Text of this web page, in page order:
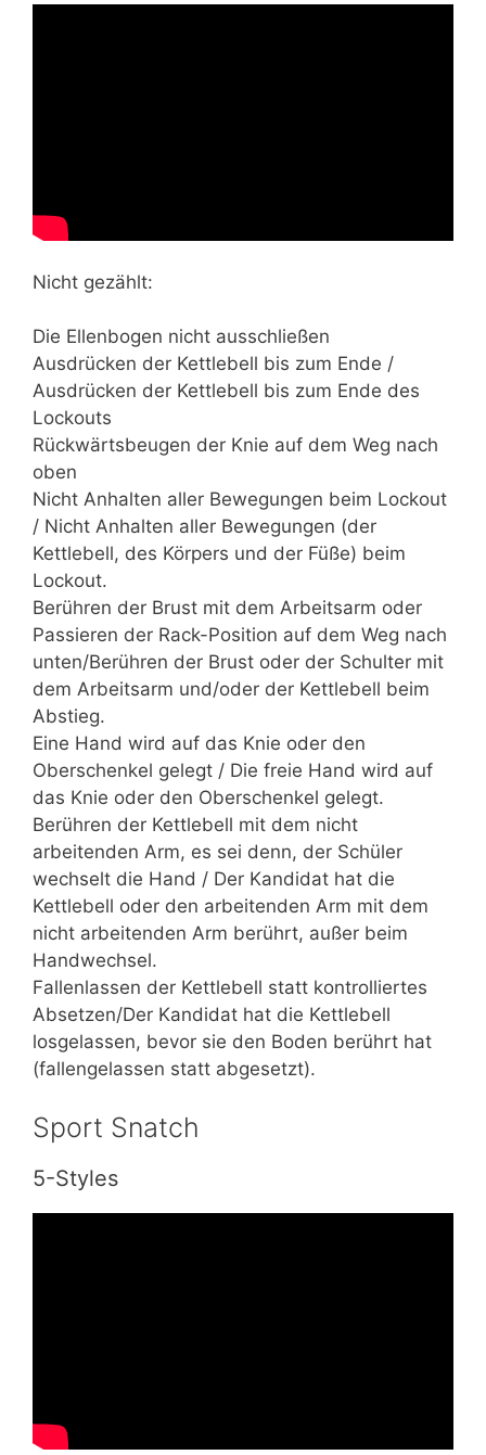
Nicht gezählt:
Die Ellenbogen nicht ausschließen
Ausdrücken der Kettlebell bis zum Ende /
Ausdrücken der Kettlebell bis zum Ende des
Lockouts
Rückwärtsbeugen der Knie auf dem Weg nach
oben
Nicht Anhalten aller Bewegungen beim Lockout
/ Nicht Anhalten aller Bewegungen (der
Kettlebell, des Körpers und der Füße) beim
Lockout.
Berühren der Brust mit dem Arbeitsarm oder
Passieren der Rack-Position auf dem Weg nach
unten/Berühren der Brust oder der Schulter mit
dem Arbeitsarm und/oder der Kettlebell beim
Abstieg.
Eine Hand wird auf das Knie oder den
Oberschenkel gelegt / Die freie Hand wird auf
das Knie oder den Oberschenkel gelegt.
Berühren der Kettlebell mit dem nicht
arbeitenden Arm, es sei denn, der Schüler
wechselt die Hand / Der Kandidat hat die
Kettlebell oder den arbeitenden Arm mit dem
nicht arbeitenden Arm berührt, außer beim
Handwechsel.
Fallenlassen der Kettlebell statt kontrolliertes
Absetzen/Der Kandidat hat die Kettlebell
losgelassen, bevor sie den Boden berührt hat
(fallengelassen statt abgesetzt).
Sport Snatch
5-Styles